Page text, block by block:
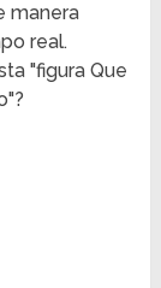
manera
real.
"figura Que